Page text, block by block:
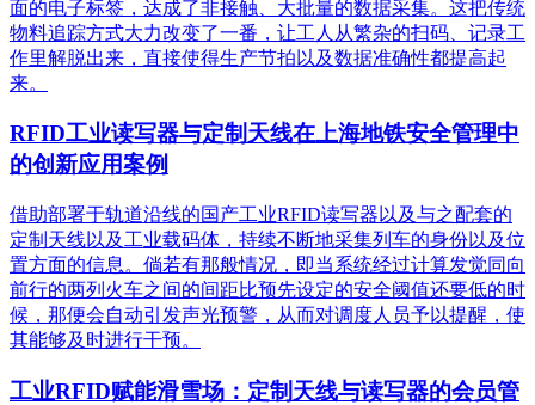
面的电子标签，达成了非接触、大批量的数据采集。这把传统
物料追踪方式大力改变了一番，让工人从繁杂的扫码、记录工
作里解脱出来，直接使得生产节拍以及数据准确性都提高起
来。
RFID工业读写器与定制天线在上海地铁安全管理中
的创新应用案例
借助部署于轨道沿线的国产工业RFID读写器以及与之配套的
定制天线以及工业载码体，持续不断地采集列车的身份以及位
置方面的信息。倘若有那般情况，即当系统经过计算发觉同向
前行的两列火车之间的间距比预先设定的安全阈值还要低的时
候，那便会自动引发声光预警，从而对调度人员予以提醒，使
其能够及时进行干预。
工业RFID赋能滑雪场：定制天线与读写器的会员管